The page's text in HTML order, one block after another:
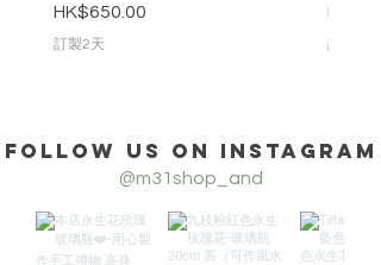
價格
HK$650.00
訂製2天
價格
訂製2天
Follow us on Instagram
@m31shop_and